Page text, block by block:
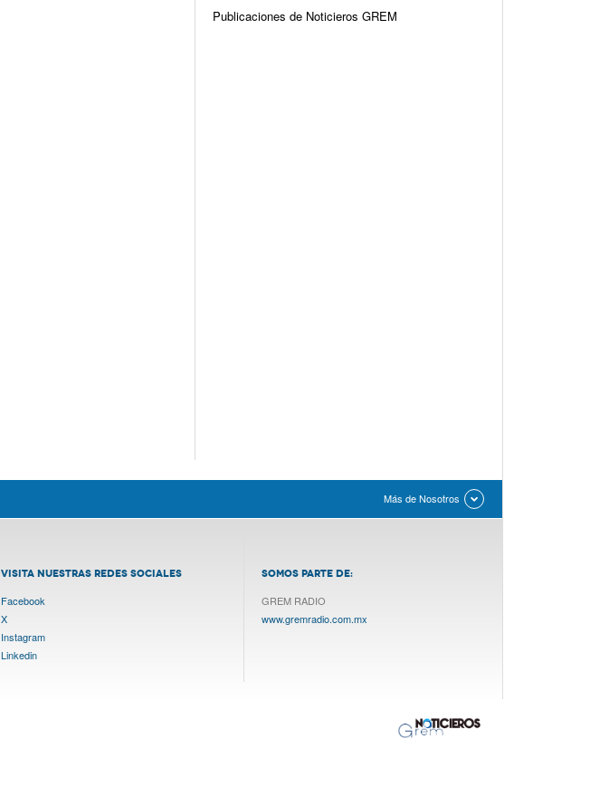
Publicaciones de Noticieros GREM
Más de Nosotros
VISITA NUESTRAS REDES SOCIALES
Facebook
X
Instagram
Linkedin
SOMOS PARTE DE:
GREM RADIO
www.gremradio.com.mx